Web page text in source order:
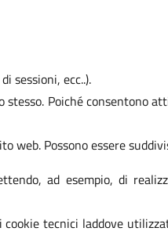
sessioni, ecc..).
Poiché consentono
web. Possono essere
ad esempio, di
tecnici laddove